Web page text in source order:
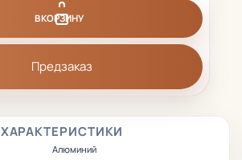
ХАРАКТЕРИСТИКИ
Алюминий
В КОРЗИНУ
Предзаказ